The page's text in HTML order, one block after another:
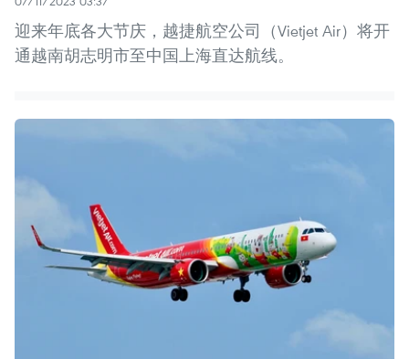
迎来年底各大节庆，越捷航空公司（Vietjet Air）将开
通越南胡志明市至中国上海直达航线。